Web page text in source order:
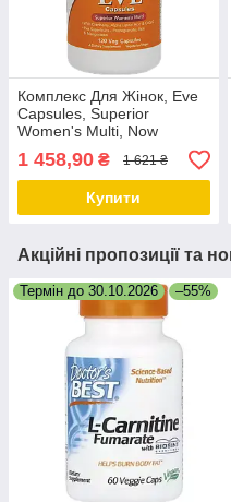
Комплекс Для Жінок, Eve
Capsules, Superior
Women's Multi, Now
Foods, 120 рослинних
капсул
1 458,90 ₴ 1 621 ₴
Купити
Акційні пропозиції та
Термін до 30.10.2026 –55%